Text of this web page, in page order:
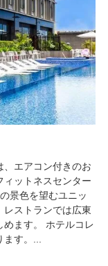
エアコン付きのお
ットネスセンター
景色を望むユニッ
レストランでは広東
ます。 ホテルコレ
ます。...